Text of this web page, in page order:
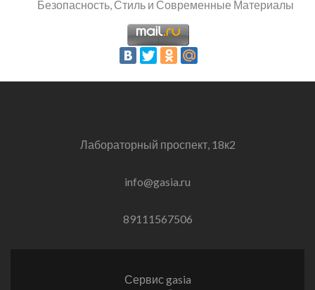
Безопасность, Стиль и Современные Материалы
Лабораторный проспект, 18к2
info@gasia.ru
89111567506
Сервис gasia